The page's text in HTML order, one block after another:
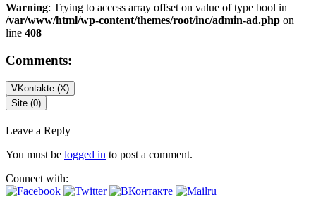
Warning: Trying to access array offset on value of type bool in
/var/www/html/wp-content/themes/root/inc/admin-ad.php on
line 408
Comments:
VKontakte (X)
Site (0)
Leave a Reply
You must be logged in to post a comment.
Connect with: